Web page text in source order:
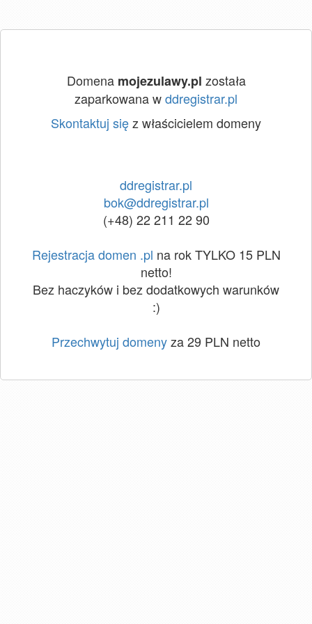
Domena mojezulawy.pl została
zaparkowana wddregistrar.pl
Skontaktuj sięz właścicielem domeny
ddregistrar.pl
bok@ddregistrar.pl
(+48) 22 211 22 90
Rejestracja domen .pl na rok TYLKO 15 PLN
netto!
Bez haczyków i bez dodatkowych warunków
:)
Przechwytuj domenyza 29 PLN netto